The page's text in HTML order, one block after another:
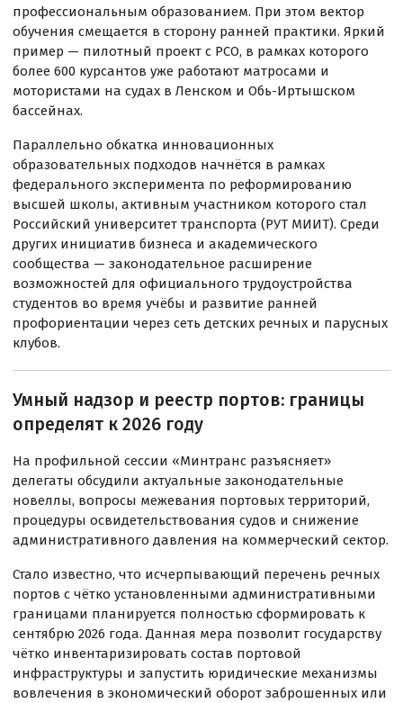
профессиональным образованием. При этом вектор
обучения смещается в сторону ранней практики. Яркий
пример — пилотный проект с РСО, в рамках которого
более 600 курсантов уже работают матросами и
мотористами на судах в Ленском и Обь-Иртышском
бассейнах.
Параллельно обкатка инновационных
образовательных подходов начнётся в рамках
федерального эксперимента по реформированию
высшей школы, активным участником которого стал
Российский университет транспорта (РУТ МИИТ). Среди
других инициатив бизнеса и академического
сообщества — законодательное расширение
возможностей для официального трудоустройства
студентов во время учёбы и развитие ранней
профориентации через сеть детских речных и парусных
клубов.
Умный надзор и реестр портов: границы
определят к 2026 году
На профильной сессии «Минтранс разъясняет»
делегаты обсудили актуальные законодательные
новеллы, вопросы межевания портовых территорий,
процедуры освидетельствования судов и снижение
административного давления на коммерческий сектор.
Стало известно, что исчерпывающий перечень речных
портов с чётко установленными административными
границами планируется полностью сформировать к
сентябрю 2026 года. Данная мера позволит государству
чётко инвентаризировать состав портовой
инфраструктуры и запустить юридические механизмы
вовлечения в экономический оборот заброшенных или